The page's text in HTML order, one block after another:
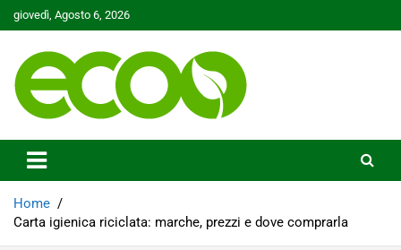
Skip
to
giovedì, Agosto 6, 2026
Ecoo.it
Home
Carta igienica riciclata: marche, prezzi e dove comprarla